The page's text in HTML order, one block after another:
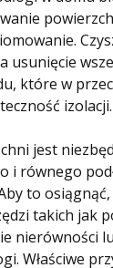
usunięcie
które w
izolacji.
jest
i równego
to
takich jak
nierówności
Właściwe